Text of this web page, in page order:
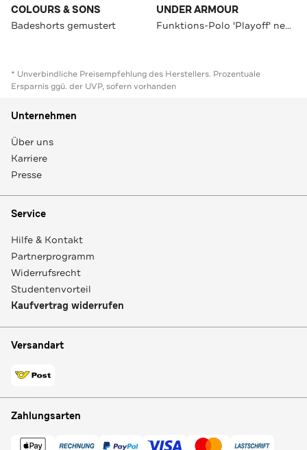
COLOURS & SONS
Badeshorts gemustert
UNDER ARMOUR
Funktions-Polo 'Playoff' neonorange
* Unverbindliche Preisempfehlung des Herstellers. Prozentuale
Ersparnis ggü. der UVP, sofern vorhanden
Unternehmen
Über uns
Karriere
Presse
Service
Hilfe & Kontakt
Partnerprogramm
Widerrufsrecht
Studentenvorteil
Kaufvertrag widerrufen
Versandart
Zahlungsarten